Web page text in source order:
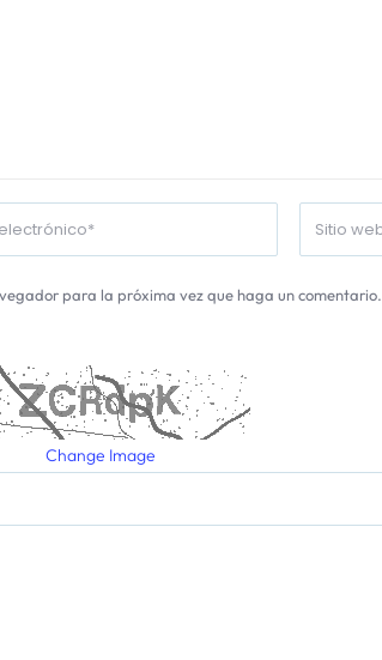
para la próxima vez que haga un comentario.
Change Image